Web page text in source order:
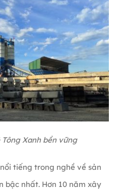
Tông Xanh bền vững
tiếng trong nghề về sản
bậc nhất. Hơn 10 năm xây